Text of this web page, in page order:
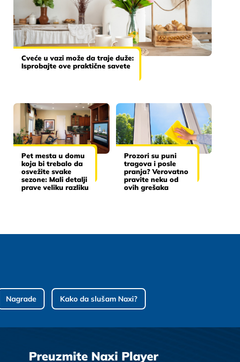
Cveće u vazi može da traje duže:
Isprobajte ove praktične savete
Pet mesta u domu
koja bi trebalo da
osvežite svake
sezone: Mali detalji
prave veliku razliku
Prozori su puni
tragova i posle
pranja? Verovatno
pravite neku od
ovih grešaka
Nagrade Kako da slušam Naxi?
Preuzmite Naxi Player